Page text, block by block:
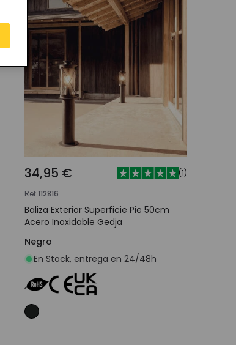
34,95 € (1)
Ref112816
Baliza Exterior Superficie Pie 50cm
Acero Inoxidable Gedja
Negro
En Stock, entrega en 24/48h